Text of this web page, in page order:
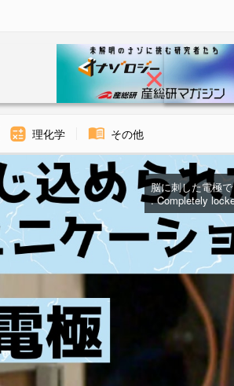
理化学 その他
脳に刺した電極
. Completely